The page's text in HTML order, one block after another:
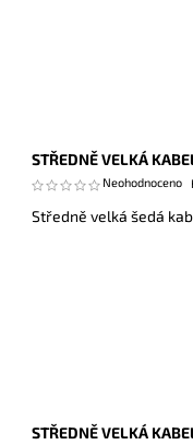
STŘEDNĚ VELKÁ
Neohodnoceno
Středně velká šedá
STŘEDNĚ VELKÁ